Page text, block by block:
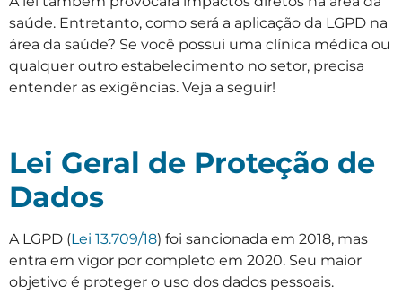
saúde. Entretanto, como será a aplicação da LGPD na
área da saúde? Se você possui uma clínica médica ou
qualquer outro estabelecimento no setor, precisa
entender as exigências. Veja a seguir!
Lei Geral de Proteção de
Dados
A LGPD (Lei 13.709/18) foi sancionada em 2018, mas
entra em vigor por completo em 2020. Seu maior
objetivo é proteger o uso dos dados pessoais.